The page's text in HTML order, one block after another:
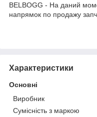
BELBOGG - На даний
напрямок по продажу
Характеристики
Основні
Виробник
Сумісність з маркою